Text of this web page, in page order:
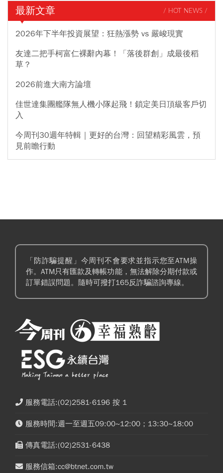
最新文章 / HOT NEWS /
2026年下半年投資展望：狂熱漲勢 vs 嚴峻現實
友達二把手柯富仁裸辭內幕！「落後群創」成最後稻
草？
2026前進大南方論壇
佳世達集團艦隊無人機小隊起飛！鎖定美日頂級客戶切
入
今周刊30週年特輯｜更好的台灣：回望精彩風雲，預
見前瞻行動
「防詐騙提醒」今周刊不會要求並指示您至ATM操
作。ATM只有匯款及轉帳功能，無法解除分期付款或
訂單錯誤問題。隨時可撥打165反詐騙諮詢專線。
服務電話:(02)2581-6196 按 1
服務時間:週一至週五09:00~12:00；13:30~18:00
傳真電話:(02)2531-6438
服務信箱:cc@btnet.com.tw